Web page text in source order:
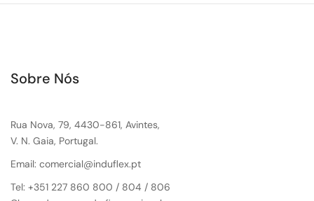
Sobre Nós
Rua Nova, 79, 4430-861, Avintes,
V. N. Gaia, Portugal.
Email: comercial@induflex.pt
Tel: +351 227 860 800 / 804 / 806